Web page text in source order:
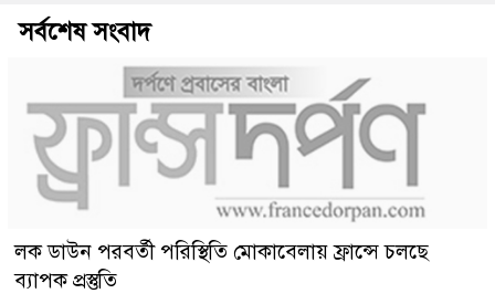
সর্বশেষ সংবাদ
লক ডাউন পরবর্তী পরিস্থিতি মোকাবেলায় ফ্রান্সে চলছে
ব্যাপক প্রস্তুতি